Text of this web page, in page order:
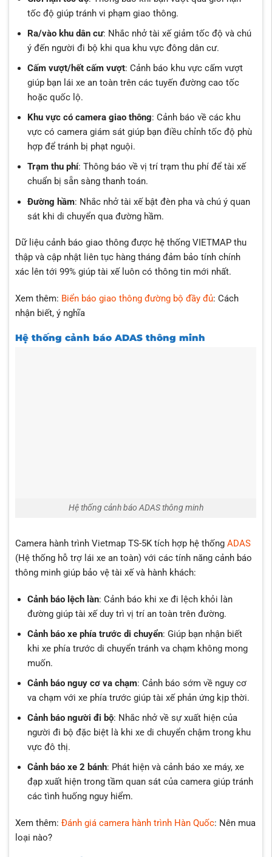
tốc độ giúp tránh vi phạm giao thông.
Ra/vào khu dân cư: Nhắc nhở tài xế giảm tốc độ và chú
ý đến người đi bộ khi qua khu vực đông dân cư.
Cấm vượt/hết cấm vượt: Cảnh báo khu vực cấm vượt
giúp bạn lái xe an toàn trên các tuyến đường cao tốc
hoặc quốc lộ.
Khu vực có camera giao thông: Cảnh báo về các khu
vực có camera giám sát giúp bạn điều chỉnh tốc độ phù
hợp để tránh bị phạt nguội.
Trạm thu phí: Thông báo về vị trí trạm thu phí để tài xế
chuẩn bị sẵn sàng thanh toán.
Đường hầm: Nhắc nhở tài xế bật đèn pha và chú ý quan
sát khi di chuyển qua đường hầm.
Dữ liệu cảnh báo giao thông được hệ thống VIETMAP thu
thập và cập nhật liên tục hàng tháng đảm bảo tính chính
xác lên tới 99% giúp tài xế luôn có thông tin mới nhất.
Xem thêm: Biển báo giao thông đường bộ đầy đủ: Cách
nhận biết, ý nghĩa
Hệ thống cảnh báo ADAS thông minh
Hệ thống cảnh báo ADAS thông minh
Camera hành trình Vietmap TS-5K tích hợp hệ thống ADAS
(Hệ thống hỗ trợ lái xe an toàn) với các tính năng cảnh báo
thông minh giúp bảo vệ tài xế và hành khách:
Cảnh báo lệch làn: Cảnh báo khi xe đi lệch khỏi làn
đường giúp tài xế duy trì vị trí an toàn trên đường.
Cảnh báo xe phía trước di chuyển: Giúp bạn nhận biết
khi xe phía trước di chuyển tránh va chạm không mong
muốn.
Cảnh báo nguy cơ va chạm: Cảnh báo sớm về nguy cơ
va chạm với xe phía trước giúp tài xế phản ứng kịp thời.
Cảnh báo người đi bộ: Nhắc nhở về sự xuất hiện của
người đi bộ đặc biệt là khi xe di chuyển chậm trong khu
vực đô thị.
Cảnh báo xe 2 bánh: Phát hiện và cảnh báo xe máy, xe
đạp xuất hiện trong tầm quan sát của camera giúp tránh
các tình huống nguy hiểm.
Xem thêm: Đánh giá camera hành trình Hàn Quốc: Nên mua
loại nào?